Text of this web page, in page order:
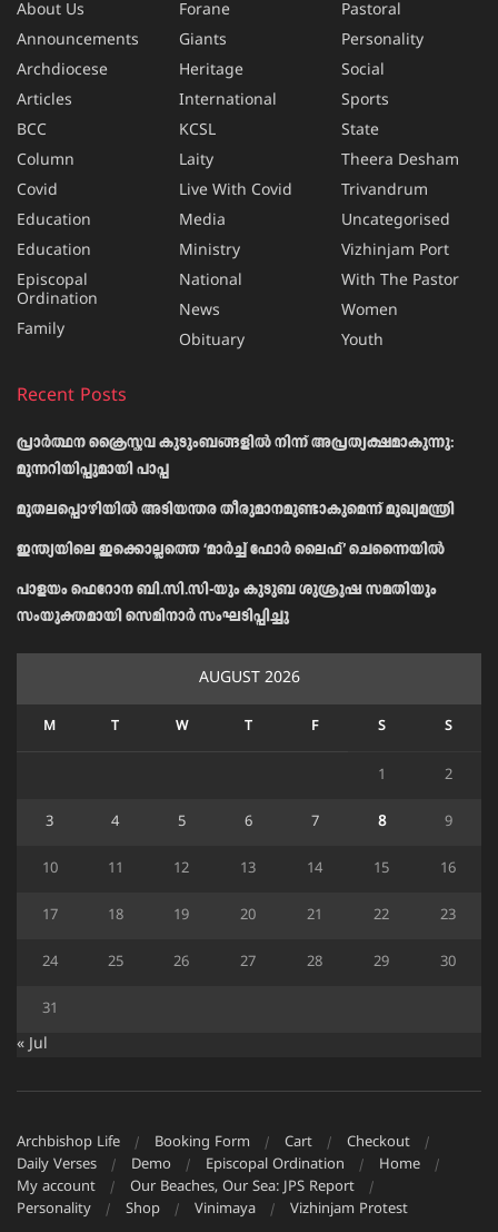
About Us
Announcements
Archdiocese
Articles
BCC
Column
Covid
Education
Education
Episcopal
Ordination
Family
Forane
Giants
Heritage
International
KCSL
Laity
Live With Covid
Media
Ministry
National
News
Obituary
Pastoral
Personality
Social
Sports
State
Theera Desham
Trivandrum
Uncategorised
Vizhinjam Port
With The Pastor
Women
Youth
Recent Posts
പ്രാര്‍ത്ഥന ക്രൈസ്തവ കുടുംബങ്ങളില്‍ നിന്ന് അപ്രത്യക്ഷമാകുന്നു:
മുന്നറിയിപ്പുമായി പാപ്പ
മുതലപ്പൊഴിയിൽ അടിയന്തര തീരുമാനമുണ്ടാകുമെന്ന് മുഖ്യമന്ത്രി
ഇന്ത്യയിലെ ഇക്കൊല്ലത്തെ ‘മാർച്ച് ഫോർ ലൈഫ്’ ചെന്നൈയിൽ
പാളയം ഫെറോന ബി.സി.സി-യും കുടുബ ശുശ്രൂഷ സമതിയും
സംയുക്തമായി സെമിനാർ സംഘടിപ്പിച്ചു
AUGUST 2026
M T W T F S S
1 2
3 4 5 6 7 8 9
10 11 12 13 14 15 16
17 18 19 20 21 22 23
24 25 26 27 28 29 30
31
« Jul
Archbishop Life Booking Form Cart
Checkout
Daily Verses
Demo Episcopal Ordination
Home
My account
Our Beaches, Our Sea: JPS Report
Personality
Shop Vinimaya Vizhinjam Protest